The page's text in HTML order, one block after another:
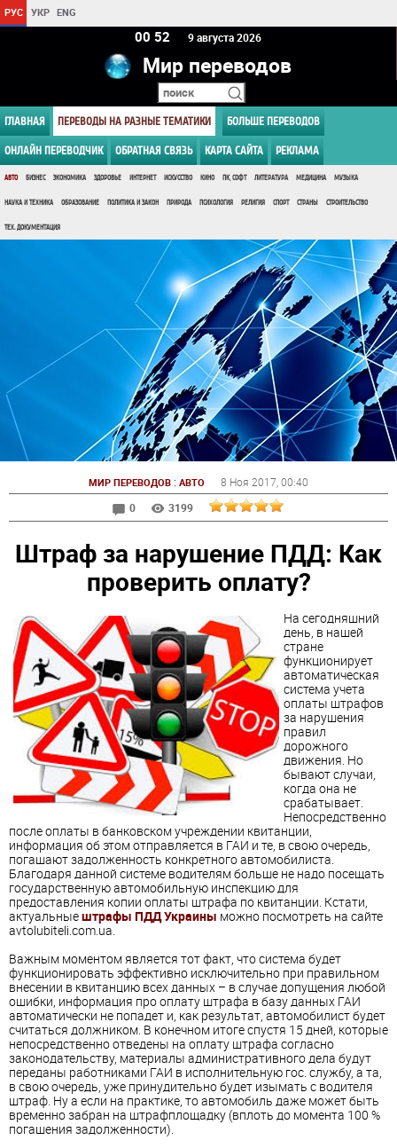
РУС УКР ENG
00 52 9 августа 2026
Мир переводов
ГЛАВНАЯ ПЕРЕВОДЫ НА РАЗНЫЕ ТЕМАТИКИ БОЛЬШЕ ПЕРЕВОДОВ
ОНЛАЙН ПЕРЕВОДЧИК ОБРАТНАЯ СВЯЗЬ КАРТА САЙТА РЕКЛАМА
АВТО БИЗНЕС ЭКОНОМИКА ЗДОРОВЬЕ ИНТЕРНЕТ ИСКУССТВО КИНО ПК, СОФТ ЛИТЕРАТУРА МЕДИЦИНА МУЗЫКА
НАУКА И ТЕХНИКА ОБРАЗОВАНИЕ ПОЛИТИКА И ЗАКОН ПРИРОДА ПСИХОЛОГИЯ РЕЛИГИЯ СПОРТ СТРАНЫ СТРОИТЕЛЬСТВО
ТЕХ. ДОКУМЕНТАЦИЯ
МИР ПЕРЕВОДОВ : АВТО 8 Ноя 2017 , 00:40
0
3199
Штраф за нарушение ПДД: Как
проверить оплату?
На сегодняшний
день, в нашей
стране
функционирует
автоматическая
система учета
оплаты штрафов
за нарушения
правил
дорожного
движения. Но
бывают случаи,
когда она не
срабатывает.
Непосредственно
после оплаты в банковском учреждении квитанции,
информация об этом отправляется в ГАИ и те, в свою очередь,
погашают задолженность конкретного автомобилиста.
Благодаря данной системе водителям больше не надо посещать
государственную автомобильную инспекцию для
предоставления копии оплаты штрафа по квитанции. Кстати,
актуальныештрафы ПДД Украины можно посмотреть на сайте
avtolubiteli.com.ua.
Важным моментом является тот факт, что система будет
функционировать эффективно исключительно при правильном
внесении в квитанцию всех данных – в случае допущения любой
ошибки, информация про оплату штрафа в базу данных ГАИ
автоматически не попадет и, как результат, автомобилист будет
считаться должником. В конечном итоге спустя 15 дней, которые
непосредственно отведены на оплату штрафа согласно
законодательству, материалы административного дела будут
переданы работниками ГАИ в исполнительную гос. службу, а та,
в свою очередь, уже принудительно будет изымать с водителя
штраф. Ну а если на практике, то автомобиль даже может быть
временно забран на штрафплощадку (вплоть до момента 100 %
погашения задолженности).